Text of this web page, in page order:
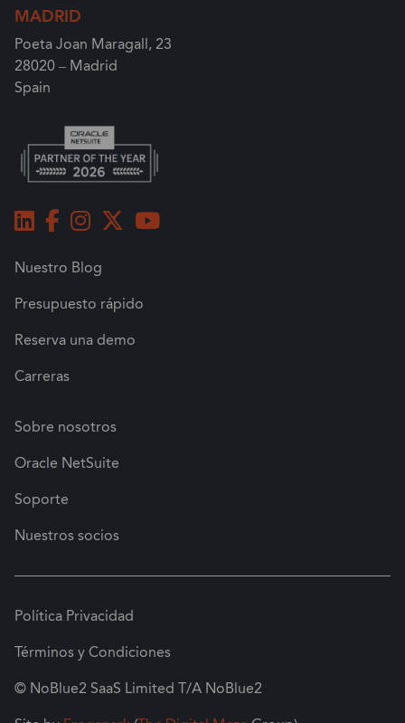
MADRID
Poeta Joan Maragall, 23
28020 – Madrid
Spain
Nuestro Blog
Presupuesto rápido
Reserva una demo
Carreras
Sobre nosotros
Oracle NetSuite
Soporte
Nuestros socios
© NoBlue2 SaaS Limited T/A NoBlue2
Política Privacidad
Términos y Condiciones